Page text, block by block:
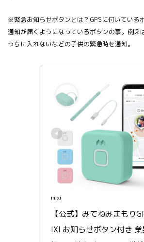
※緊急お知らせボタンとは？GPSに付いている
通知が届くようになっているボタンの事。例え
うちに入れないなどの子供の緊急時を通知。
mixi
【公式】みてねみまもり
IXI お知らせボタン付き